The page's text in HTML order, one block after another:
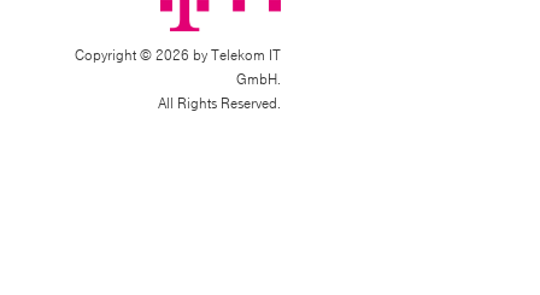
Copyright © 2026 by Telekom IT
GmbH.
All Rights Reserved.